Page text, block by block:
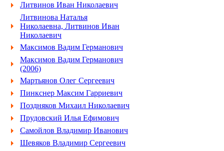
Литвинов Иван Николаевич
Литвинова Наталья
Николаевна, Литвинов Иван
Николаевич
Максимов Вадим Германович
Максимов Вадим Германович
(2006)
Мартьянов Олег Сергеевич
Пинкснер Максим Гарриевич
Поздняков Михаил Николаевич
Прудовский Илья Ефимович
Самойлов Владимир Иванович
Шевяков Владимир Сергеевич